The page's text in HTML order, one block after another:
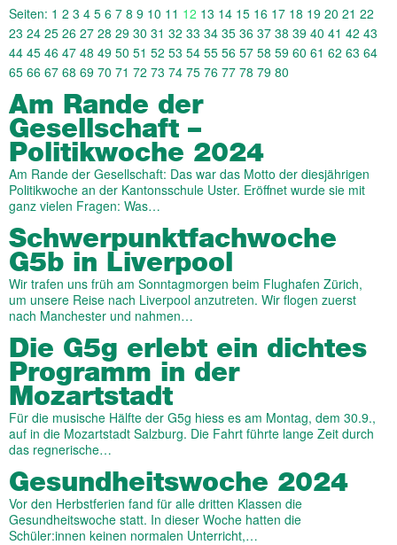
Seiten: 1 2 3 4 5 6 7 8 9 10 11 12 13 14 15 16 17 18 19 20 21 22
23 24 25 26 27 28 29 30 31 32 33 34 35 36 37 38 39 40 41 42 43
44 45 46 47 48 49 50 51 52 53 54 55 56 57 58 59 60 61 62 63 64
65 66 67 68 69 70 71 72 73 74 75 76 77 78 79 80
Am Rande der
Gesellschaft –
Politikwoche 2024
Am Rande der Gesellschaft: Das war das Motto der diesjährigen
Politikwoche an der Kantonsschule Uster. Eröffnet wurde sie mit
ganz vielen Fragen: Was…
Schwerpunktfachwoche
G5b in Liverpool
Wir trafen uns früh am Sonntagmorgen beim Flughafen Zürich,
um unsere Reise nach Liverpool anzutreten. Wir flogen zuerst
nach Manchester und nahmen…
Die G5g erlebt ein dichtes
Programm in der
Mozartstadt
Für die musische Hälfte der G5g hiess es am Montag, dem 30.9.,
auf in die Mozartstadt Salzburg. Die Fahrt führte lange Zeit durch
das regnerische…
Gesundheitswoche 2024
Vor den Herbstferien fand für alle dritten Klassen die
Gesundheitswoche statt. In dieser Woche hatten die
Schüler:innen keinen normalen Unterricht,…